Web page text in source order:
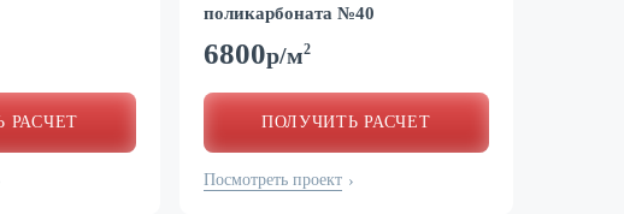
РАСЧЕТ
поликарбоната №40
6800р/м2
ПОЛУЧИТЬ РАСЧЕТ
Посмотреть проект ›